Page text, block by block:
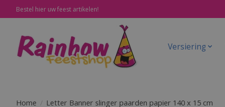
Bestel hier uw feest artikelen!
Versiering
Home / Letter Banner slinger paarden papier 140 x 15 cm